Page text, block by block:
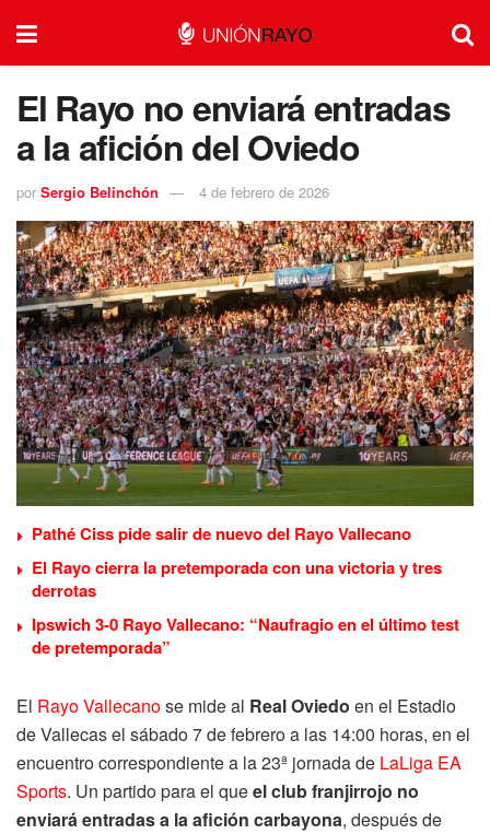
El Rayo no enviará entradas
a la afición del Oviedo
por Sergio Belinchón 4 de febrero de 2026
Pathé Ciss pide salir de nuevo del Rayo Vallecano
El Rayo cierra la pretemporada con una victoria y tres
derrotas
Ipswich 3-0 Rayo Vallecano: “Naufragio en el último test
de pretemporada”
El Rayo Vallecanose mide al Real Oviedo en el Estadio
de Vallecas el sábado 7 de febrero a las 14:00 horas, en el
encuentro correspondiente a la 23ª jornada de LaLiga EA
Sports. Un partido para el queel club franjirrojo no
enviará entradas a la afición carbayona, después de